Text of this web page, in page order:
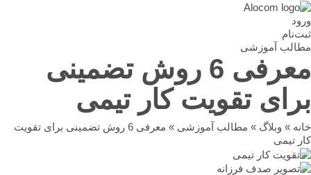
ورود
ثبت‌نام
مطالب آموزشی
معرفی 6 روش تضمینی
برای تقویت کار تیمی
خانه » وبلاگ » مطالب آموزشی »
معرفی 6 روش تضمینی برای تقویت
کار تیمی